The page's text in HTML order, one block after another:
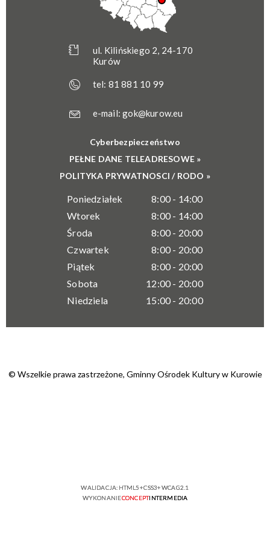
ul. Kilińskiego 2, 24-170
Kurów
tel: 81 881 10 99
e-mail:gok@kurow.eu
Cyberbezpieczeństwo
PEŁNE DANE TELEADRESOWE »
POLITYKA PRYWATNOSCI / RODO »
Poniedziałek
8:00 - 14:00
Wtorek
8:00 - 14:00
Środa
8:00 - 20:00
Czwartek
8:00 - 20:00
Piątek
8:00 - 20:00
Sobota
12:00 - 20:00
Niedziela
15:00 - 20:00
© Wszelkie prawa zastrzeżone, Gminny Ośrodek Kultury w Kurowie
WALIDACJA: HTML5+CSS3+WCAG 2.1
WYKONANIECONCEPTINTERMEDIA